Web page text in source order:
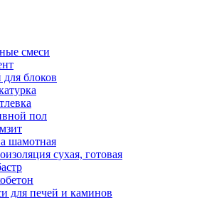
смеси
блоков
пол
шамотная
сухая, готовая
для печей и каминов